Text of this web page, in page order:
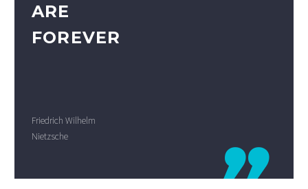
ARE
FOREVER
Friedrich Wilhelm
Nietzsche
